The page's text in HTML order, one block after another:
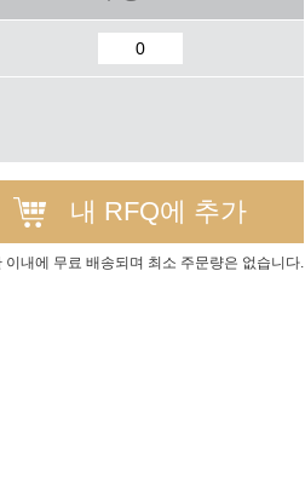
내 RFQ에 추가
내에 무료 배송되며 최소 주문량은 없습니다.